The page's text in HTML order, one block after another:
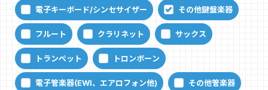
電子キーボード/シンセサイザー その他鍵盤楽器
フルート クラリネット サックス
トランペット トロンボーン
電子管楽器(EWI、エアロフォン他) その他管楽器